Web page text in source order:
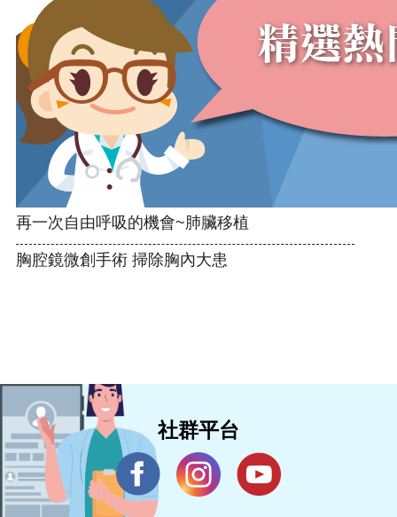
再一次自由呼吸的機會~肺臟移植
胸腔鏡微創手術 掃除胸內大患
社群平台